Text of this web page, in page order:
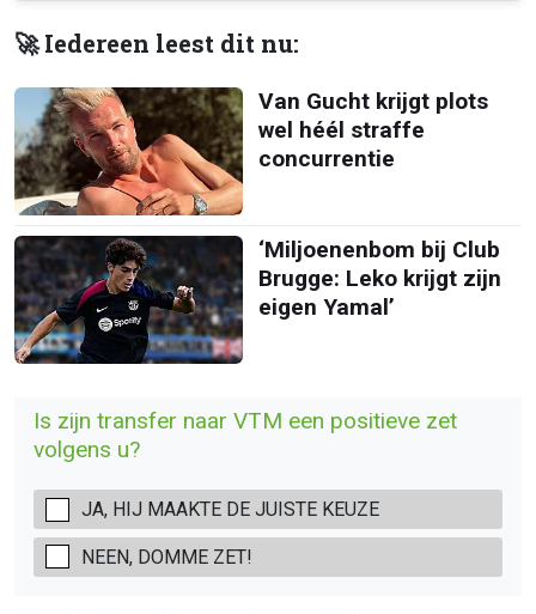
🚀 Iedereen leest dit nu:
Van Gucht krijgt plots
wel héél straffe
concurrentie
‘Miljoenenbom bij Club
Brugge: Leko krijgt zijn
eigen Yamal’
Is zijn transfer naar VTM een positieve zet
volgens u?
JA, HIJ MAAKTE DE JUISTE KEUZE
NEEN, DOMME ZET!